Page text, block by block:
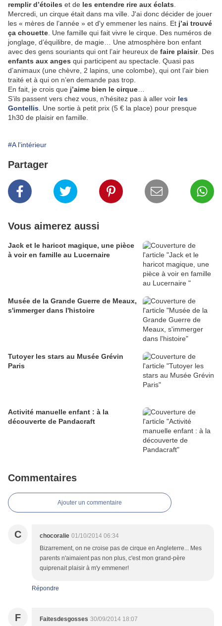
remplir d’étoiles et de les entendre rire aux éclats
Mercredi, un cirque était dans ma ville. J'ai donc décider de jouer
les « mères de l’année » et d'y emmener les nains. Et j’ai trouvé
ça chouette . Une famille qui fait vivre le cirque. Des numéros de
jonglage, d’équilibre, de magie… Une atmosphère bon enfant
avec des gens souriants qui ont l’air heureux de faire plaisir. Des
enfants aux anges qui participent au spectacle. Quasi pas
d’animaux (une chèvre, 2 lapins, une colombe), qui ont l’air bien
traité et à qui on n’en demande pas trop.
En fait, je crois que j’aime bien le cirque
S’ils passent vers chez vous, n’hésitez pas à aller voir les
Gontellis . Une sortie à petit prix (5 € la place) pour presque
1h30 de plaisir en famille.
#A l'intérieur
Partager
Vous aimerez aussi
Jack et le haricot magique, une pièce
à voir en famille au Lucernaire
Musée de la Grande Guerre de Meaux,
s'immerger dans l'histoire
Tutoyer les stars au Musée Grévin
Paris
Activité manuelle enfant : à la
découverte de Pandacraft
Commentaires
Ajouter un commentaire
C chocoralie 01/10/2014 06:34
Bizarrement, on ne croise pas de cirque en Angleterre... Mes
parents n'aimaient pas non plus, c'est mon grand-père
quiprenait plaisir à m'y emmener!
Répondre
F Faitesdesgosses 30/09/2014 18:07